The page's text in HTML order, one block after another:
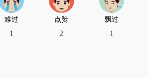
难过
1
点赞
2
飘过
1